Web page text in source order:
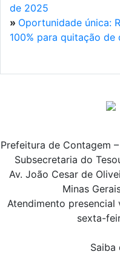
de 2025
» Oportunidade única:
100% para quitação de
Prefeitura de Contagem
Subsecretaria do
Av. João Cesar de
Minas
Atendimento presencial
sexta-
Saiba